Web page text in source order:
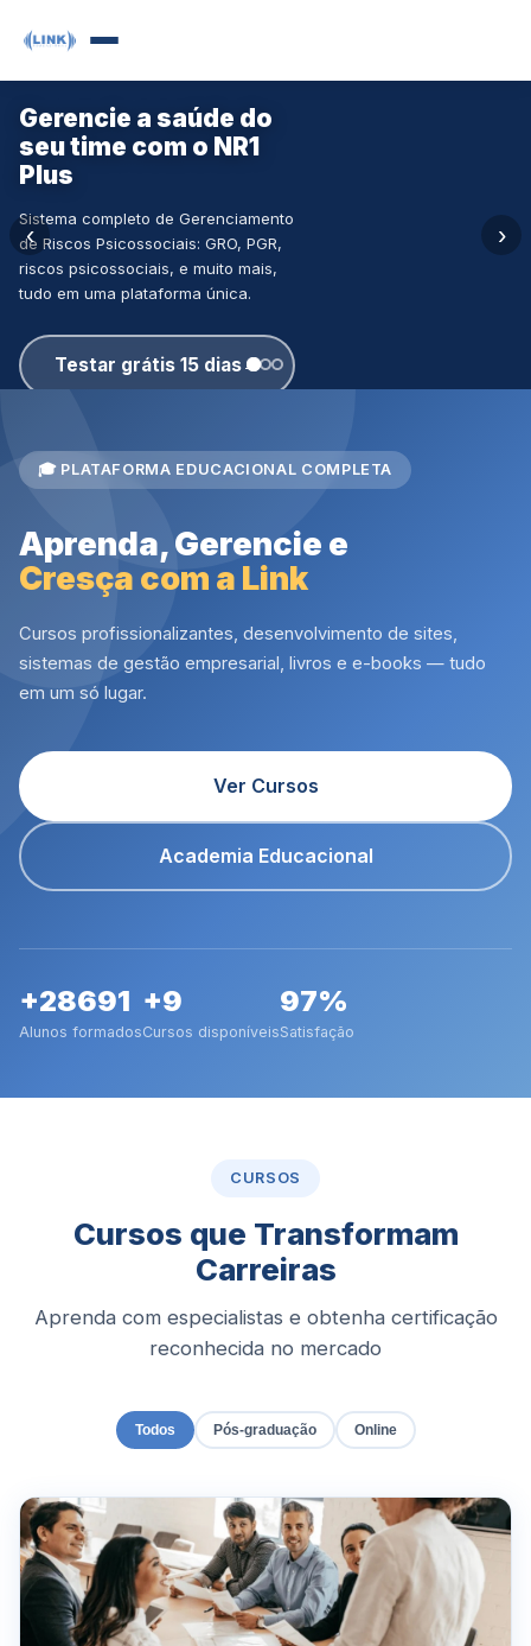
Gerencie a saúde do
seu time com o NR1
Plus
Sistema completo de Gerenciamento
de Riscos Psicossociais: GRO, PGR,
riscos psicossociais, e muito mais,
tudo em uma plataforma única.
Testar grátis 15 dias→
Pós-
Graduação em
Liderança e
Educacional
Prepare-se para liderar
equipes com excelência.
certificado reconhecido
pelo MEC.
Saiba mais→
Liderança
Humanizada e a
Saúde Mental
É possível gerar resultados
sem adoecer as pessoas?
Este livro apresenta uma
resposta clara: sim, quando a
Adquirir agora→
‹ ›
🎓 PLATAFORMA EDUCACIONAL COMPLETA
Aprenda, Gerencie e
Cresça com a Link
Cursos profissionalizantes, desenvolvimento de sites,
sistemas de gestão empresarial, livros e e-books — tudo
em um só lugar.
Ver Cursos
Academia Educacional
+28691
Alunos formados
+9
Cursos disponíveis
97%
Satisfação
CURSOS
Cursos que Transformam
Carreiras
Aprenda com especialistas e obtenha certificação
reconhecida no mercado
Todos Pós-graduação Online